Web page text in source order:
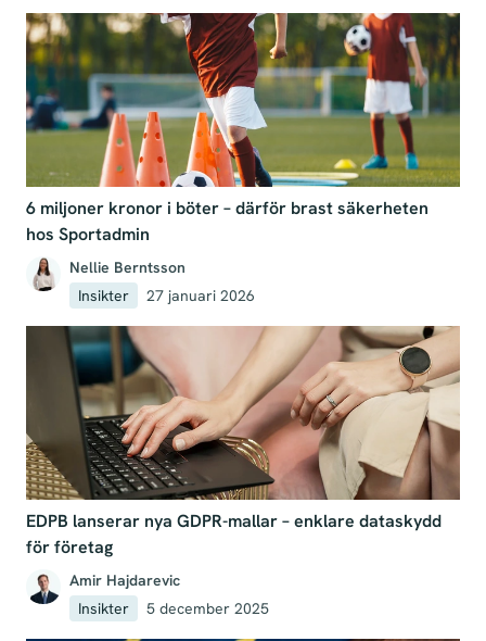
6 miljoner kronor i böter – därför brast säkerheten
hos Sportadmin
Nellie Berntsson
Insikter
27 januari 2026
EDPB lanserar nya GDPR-mallar – enklare dataskydd
för företag
Amir Hajdarevic
Insikter
5 december 2025